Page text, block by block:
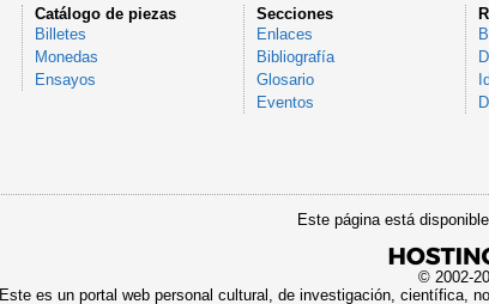
Catálogo de piezas
Billetes
Monedas
Ensayos
Secciones
Enlaces
Bibliografía
Glosario
Eventos
Este página está
© 2002-
Este es un portal web personal cultural, de investigación, científica,